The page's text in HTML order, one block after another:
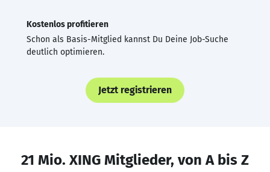
Kostenlos profitieren
Schon als Basis-Mitglied kannst Du Deine Job-Suche
deutlich optimieren.
Jetzt registrieren
21 Mio. XING Mitglieder, von A bis Z